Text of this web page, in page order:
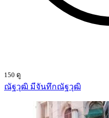
150 ดู
ณัฐวุฒิ มีจันทึกณัฐวุฒิ